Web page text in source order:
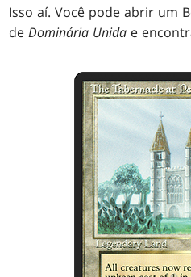
Isso aí. Você pode abrir um
deDominária Unida e